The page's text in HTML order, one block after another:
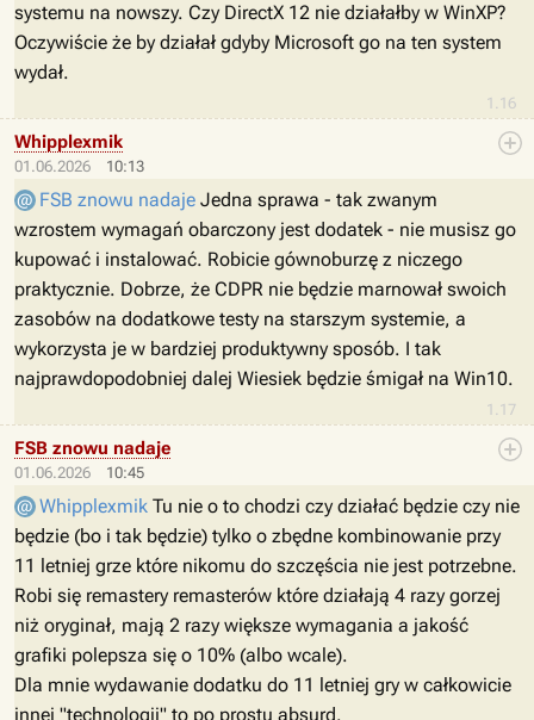
1.16
systemu na nowszy. Czy DirectX 12 nie działałby w WinXP?
Oczywiście że by działał gdyby Microsoft go na ten system
wydał.
01.06.2026 10:13
1.17
Whipplexmik
FSB znowu nadaje Jedna sprawa - tak zwanym
wzrostem wymagań obarczony jest dodatek - nie musisz go
kupować i instalować. Robicie gównoburzę z niczego
praktycznie. Dobrze, że CDPR nie będzie marnował swoich
zasobów na dodatkowe testy na starszym systemie, a
wykorzysta je w bardziej produktywny sposób. I tak
najprawdopodobniej dalej Wiesiek będzie śmigał na Win10.
01.06.2026 10:45
FSB znowu nadaje
Whipplexmik Tu nie o to chodzi czy działać będzie czy nie
będzie (bo i tak będzie) tylko o zbędne kombinowanie przy
11 letniej grze które nikomu do szczęścia nie jest potrzebne.
Robi się remastery remasterów które działają 4 razy gorzej
niż oryginał, mają 2 razy większe wymagania a jakość
grafiki polepsza się o 10% (albo wcale).
Dla mnie wydawanie dodatku do 11 letniej gry w całkowicie
innej "technologii" to po prostu absurd.